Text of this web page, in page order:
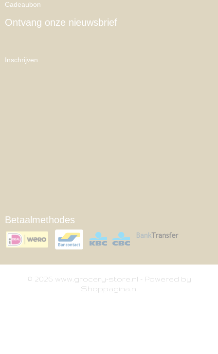
Cadeaubon
Ontvang onze nieuwsbrief
Inschrijven
Betaalmethodes
© 2026 www.grocery-store.nl - Powered by
Shoppagina.nl